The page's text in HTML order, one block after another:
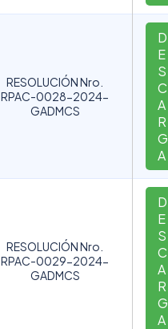
RESOLUCIÓN Nro.
RPAC-0028-2024-
GADMCS
D
E
S
C
A
R
G
A
RESOLUCIÓN Nro.
RPAC-0029-2024-
GADMCS
D
E
S
C
A
R
G
A